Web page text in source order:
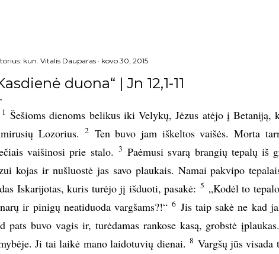
kun. Vitalis Dauparas kovo 30, 2015
duona“ | Jn 12,1-11
1 Šešioms dienoms belikus iki Velykų, Jėzus atėjo į Betaniją,
Lozorius.
2 Ten buvo jam iškeltos vaišės. Morta
vaišinosi prie stalo. 3 Paėmusi svarą brangių tepalų iš
kojas ir nušluostė jas savo plaukais. Namai pakvipo
Iskarijotas, kuris turėjo jį išduoti, pasakė: 5 „Kodėl to
ir pinigų neatiduoda vargšams?!“ 6 Jis taip sakė ne kad
pats buvo vagis ir, turėdamas rankose kasą, grobstė įplaukas.
Ji tai laikė mano laidotuvių dienai. 8 Vargšų jūs visada